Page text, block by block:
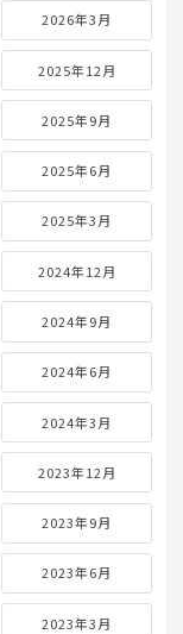
2026年3月
2025年12月
2025年9月
2025年6月
2025年3月
2024年12月
2024年9月
2024年6月
2024年3月
2023年12月
2023年9月
2023年6月
2023年3月